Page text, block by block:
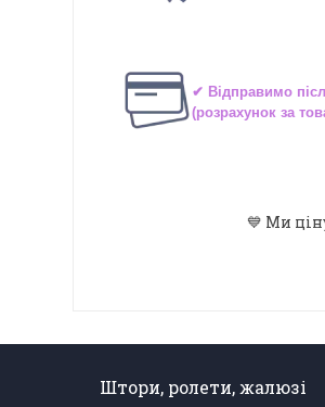
✔ Відправимо
(розрахунок за
💙 Ми
Штори, ролети, жалюзі